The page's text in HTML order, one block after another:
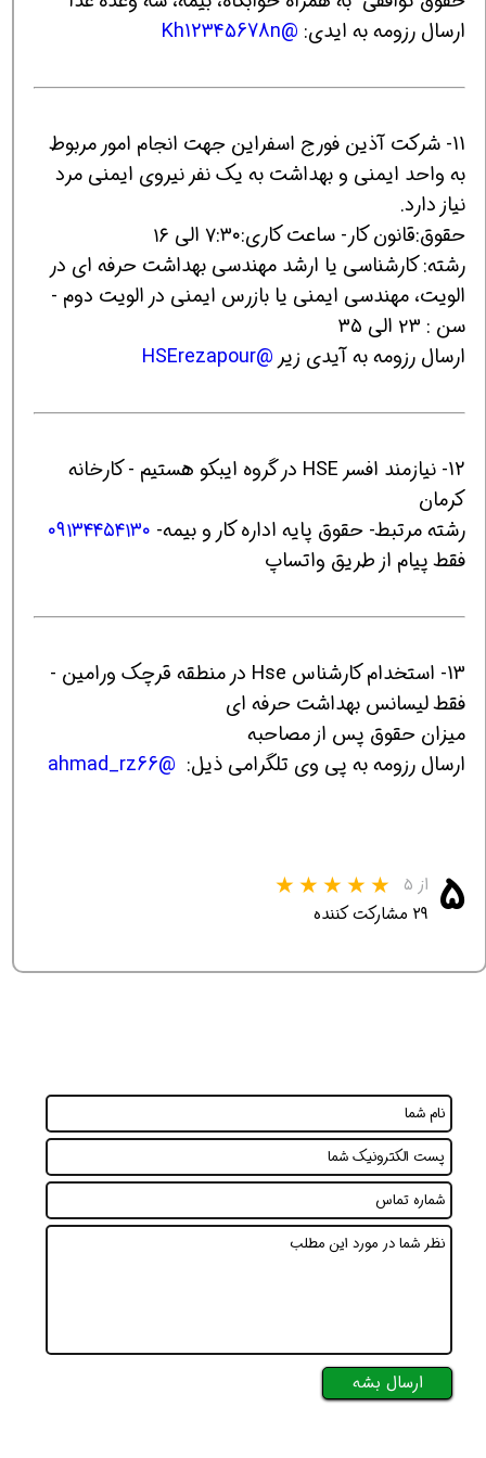
ارسال رزومه به ایدی: @Kh12345678n
11- شرکت آذین فورج اسفراین جهت انجام امور مربوط
به واحد ایمنی و بهداشت به یک نفر نیروی ایمنی مرد
نیاز دارد.
حقوق:قانون کار- ساعت کاری:۷:۳۰ الی ۱۶
رشته: کارشناسی یا ارشد مهندسی بهداشت حرفه ای در
الویت، مهندسی ایمنی یا بازرس ایمنی در الویت دوم -
سن : ۲۳ الی ۳۵
ارسال رزومه به آیدی زیر @HSErezapour
12- نیازمند افسر HSE در گروه ایبکو هستیم - کارخانه
کرمان
رشته مرتبط- حقوق پایه اداره کار و بیمه- ۰۹۱۳۴۴۵۴۱۳۰
فقط پیام از طریق واتساپ
13- استخدام کارشناس Hse در منطقه قرچک ورامین -
فقط لیسانس بهداشت حرفه ای
میزان حقوق پس از مصاحبه
ارسال رزومه به پی وی تلگرامی ذیل: @ahmad_rz66
۵ از ۵
۲۹ مشارکت کننده
ارسال بشه